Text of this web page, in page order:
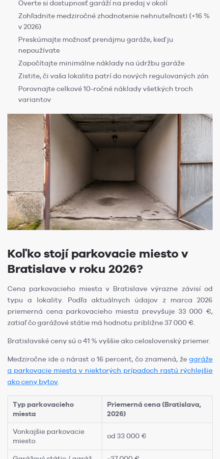
Overte si dostupnosť garáží na predaj v okolí
Zohľadnite medziročné zhodnotenie nehnuteľnosti (+16 %
v 2026)
Preskúmajte možnosť prenájmu garáže, keď ju
nepoužívate
Započítajte minimálne náklady na údržbu garáže
Zistite, či vaša lokalita patrí do nových regulovaných zón
Porovnajte celkové 10-ročné náklady všetkých troch
variantov
Koľko stojí parkovacie miesto v
Bratislave v roku 2026?
Cena parkovacieho miesta v Bratislave výrazne závisí od
typu a lokality. Podľa aktuálnych údajov z marca 2026
priemerná cena parkovacieho miesta prevyšuje 33 000 €,
zatiaľ čo garážové státie má hodnotu približne 37 000 €.
Bratislavské ceny sú o 41 % vyššie ako celoslovenský priemer.
Medziročne ide o nárast o 16 percent, čo znamená, že garáže
a parkovacie miesta v niektorých prípadoch rastú rýchlejšie
ako ceny bytov
Typ parkovacieho
miesta
Priemerná cena (Bratislava,
2026)
Vonkajšie parkovacie
miesto
od 33 000 €